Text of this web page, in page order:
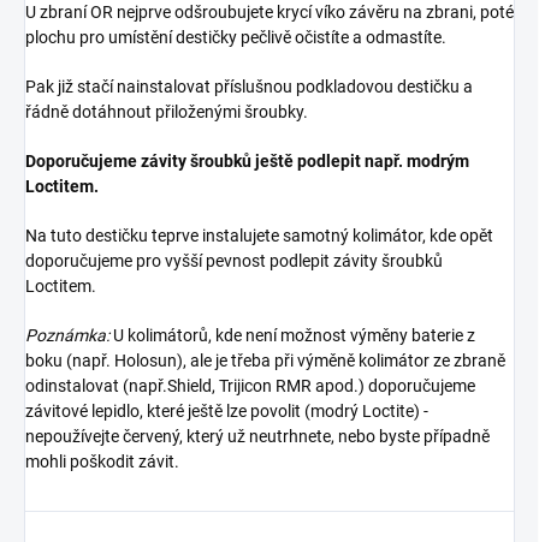
U zbraní OR nejprve odšroubujete krycí víko závěru na zbrani, poté
plochu pro umístění destičky pečlivě očistíte a odmastíte.
Pak již stačí nainstalovat příslušnou podkladovou destičku a
řádně dotáhnout přiloženými šroubky.
Doporučujeme závity šroubků ještě podlepit např. modrým
Loctitem.
Na tuto destičku teprve instalujete samotný kolimátor, kde opět
doporučujeme pro vyšší pevnost podlepit závity šroubků
Loctitem.
Poznámka:U kolimátorů, kde není možnost výměny baterie z
boku (např. Holosun), ale je třeba při výměně kolimátor ze zbraně
odinstalovat (např.Shield, Trijicon RMR apod.) doporučujeme
závitové lepidlo, které ještě lze povolit (modrý Loctite) -
nepoužívejte červený, který už neutrhnete, nebo byste případně
mohli poškodit závit.